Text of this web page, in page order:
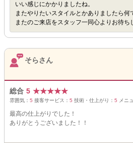
いい感じにかかりましたね。
またやりたいスタイルとかありましたら何
またのご来店をスタッフ一同心よりお待ち
そらさん
総合 5 ★★★★★
雰囲気： 5 接客サービス： 5 技術・仕上がり： 5 メニ
最高の仕上がりでした！
ありがとうございました！！